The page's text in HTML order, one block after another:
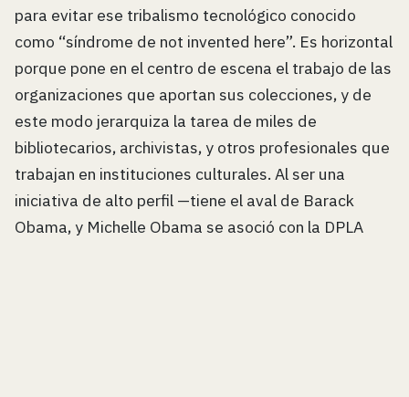
para evitar ese tribalismo tecnológico conocido
como “síndrome de not invented here”. Es horizontal
porque pone en el centro de escena el trabajo de las
organizaciones que aportan sus colecciones, y de
este modo jerarquiza la tarea de miles de
bibliotecarios, archivistas, y otros profesionales que
trabajan en instituciones culturales. Al ser una
iniciativa de alto perfil —tiene el aval de Barack
Obama, y Michelle Obama se asoció con la DPLA